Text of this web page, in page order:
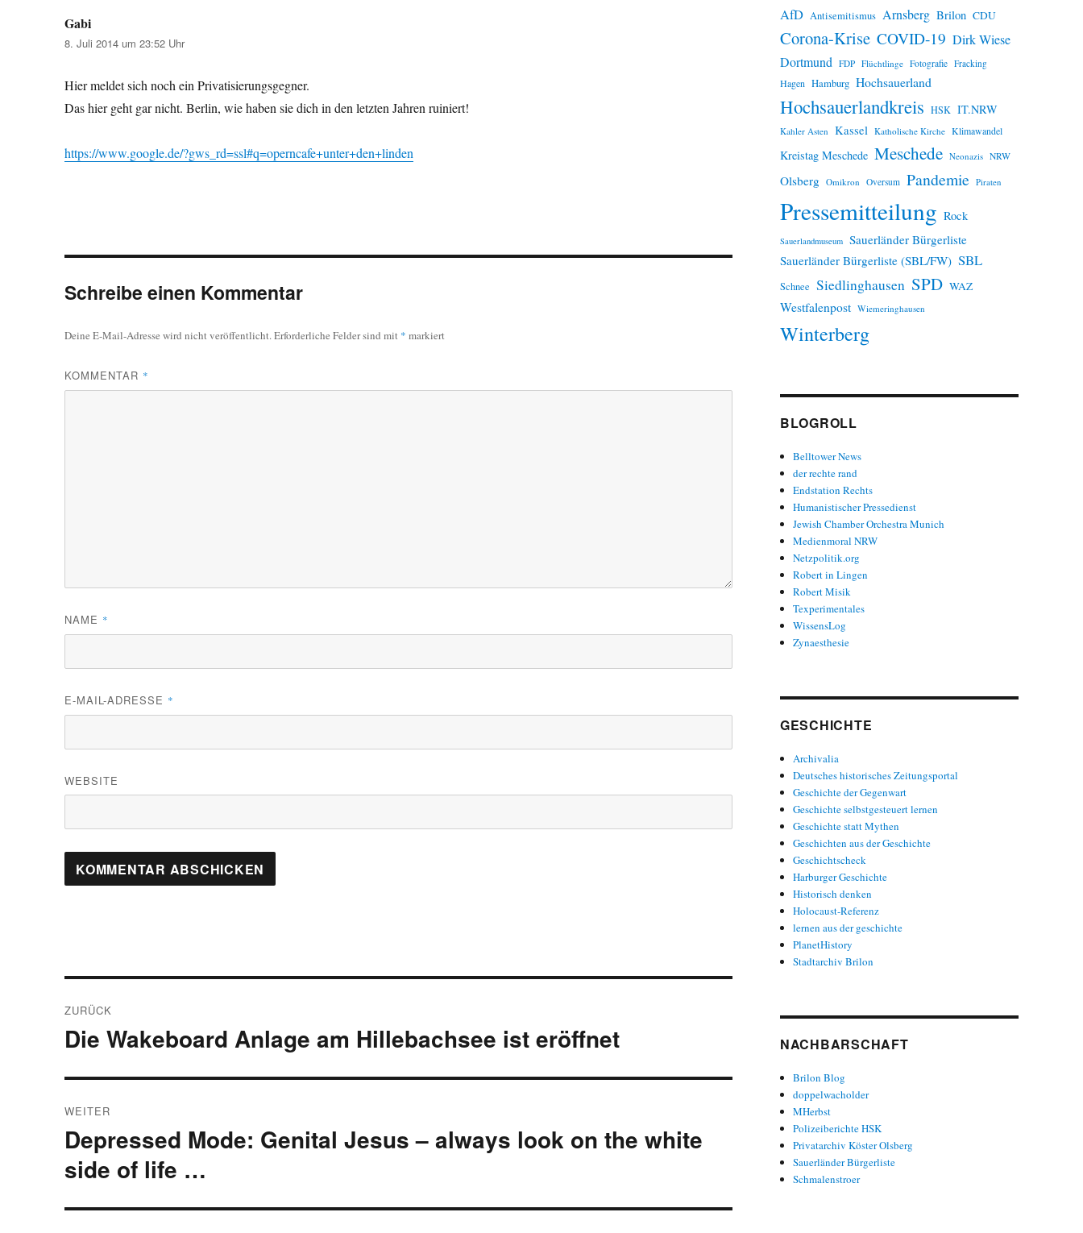
Gabi
8. Juli 2014 um 23:52 Uhr
Hier meldet sich noch ein Privatisierungsgegner.
Das hier geht gar nicht. Berlin, wie haben sie dich in den letzten Jahren ruiniert!
https://www.google.de/?gws_rd=ssl#q=operncafe+unter+den+linden
Schreibe einen Kommentar
Deine E-Mail-Adresse wird nicht veröffentlicht.Erforderliche Felder sind mit * markiert
KOMMENTAR *
NAME *
E-MAIL-ADRESSE *
WEBSITE
ZURÜCK
Vorheriger
Die Wakeboard Anlage am Hillebachsee ist eröffnet
WEITER
Nächster
Beitrag:
Depressed Mode: Genital Jesus – always look on the white
side of life …
e
i
s
AfD Antisemitismus Arnsberg Brilon CDU
Corona-Krise COVID-19 Dirk Wiese
Dortmund FDP Flüchtlinge Fotografie Fracking
Hagen Hamburg Hochsauerland
Hochsauerlandkreis HSK IT.NRW
Kahler Asten Kassel Katholische Kirche Klimawandel
Kreistag Meschede Meschede Neonazis NRW
Olsberg Omikron Oversum Pandemie Piraten
Pressemitteilung Rock
Sauerlandmuseum Sauerländer Bürgerliste
Sauerländer Bürgerliste (SBL/FW) SBL
Schnee Siedlinghausen SPD WAZ
Westfalenpost Wiemeringhausen
Winterberg
BLOGROLL
Belltower News
der rechte rand
Endstation Rechts
Humanistischer Pressedienst
Jewish Chamber Orchestra Munich
Medienmoral NRW
Netzpolitik.org
Robert in Lingen
Robert Misik
Texperimentales
WissensLog
Zynaesthesie
GESCHICHTE
Archivalia
Deutsches historisches Zeitungsportal
Geschichte der Gegenwart
Geschichte selbstgesteuert lernen
Geschichte statt Mythen
Geschichten aus der Geschichte
Geschichtscheck
Harburger Geschichte
Historisch denken
Holocaust-Referenz
lernen aus der geschichte
PlanetHistory
Stadtarchiv Brilon
NACHBARSCHAFT
Brilon Blog
doppelwacholder
MHerbst
Polizeiberichte HSK
Privatarchiv Köster Olsberg
Sauerländer Bürgerliste
Schmalenstroer